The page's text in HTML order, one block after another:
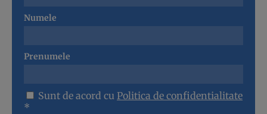
Numele
Prenumele
Sunt de acord cu Politica de confidentialitate
*